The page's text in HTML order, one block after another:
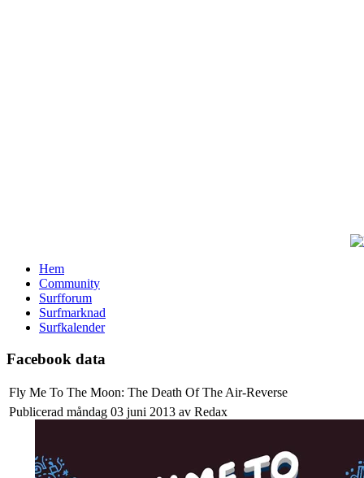
Hem
Community
Surfforum
Surfmarknad
Surfkalender
Facebook data
Fly Me To The Moon: The Death Of The Air-Reverse
Publicerad måndag 03 juni 2013 av Redax